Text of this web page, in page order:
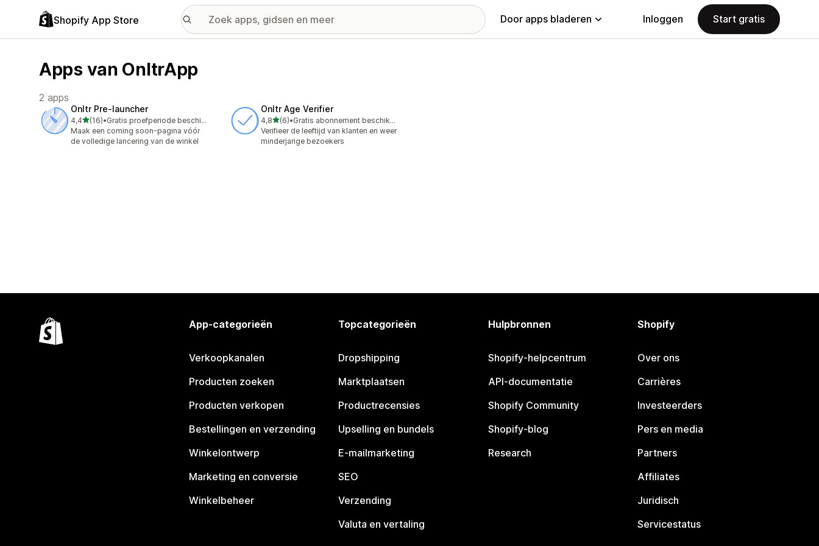
Shopify App Store Door apps bladeren Inloggen Start gratis
Apps van OnltrApp
2 apps
Onltr Pre‑launcher
4,4van 5 sterren
(16)
16 recensies in totaal
•
Gratis proefperiode beschikbaar
Maak een coming soon-pagina vóór
de volledige lancering van de winkel
Onltr Age Verifier
4,8van 5 sterren
(6)
6 recensies in totaal
•
Gratis abonnement beschikbaar
Verifieer de leeftijd van klanten en weer
minderjarige bezoekers
App-categorieën
Verkoopkanalen
Producten zoeken
Producten verkopen
Bestellingen en verzending
Winkelontwerp
Marketing en conversie
Winkelbeheer
Topcategorieën
Dropshipping
Marktplaatsen
Productrecensies
Upselling en bundels
E-mailmarketing
SEO
Verzending
Valuta en vertaling
Hulpbronnen
Shopify-helpcentrum
API-documentatie
Shopify Community
Shopify-blog
Research
Shopify
Over ons
Carrières
Investeerders
Pers en media
Partners
Affiliates
Juridisch
Servicestatus